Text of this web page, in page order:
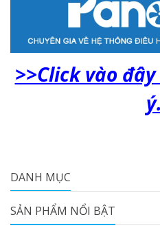
>>Click vào
ý.
DANH MỤC
SẢN PHẨM NỔI BẬT